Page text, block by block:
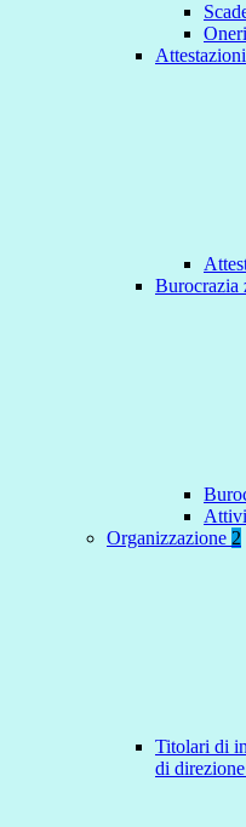
Burocrazia
Organizzazione 2
Titolari di
di